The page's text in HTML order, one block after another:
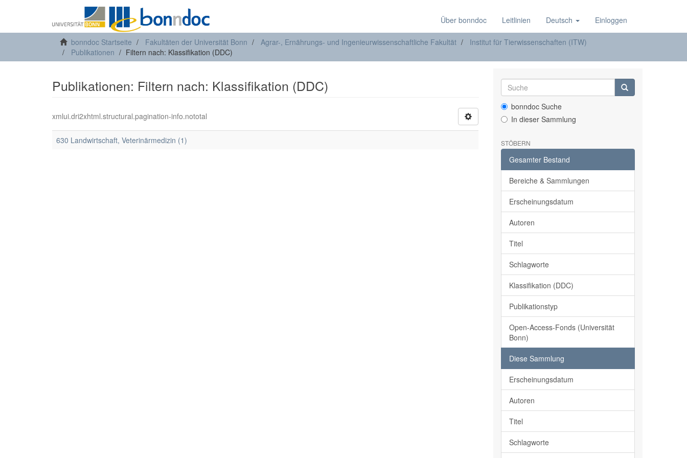
Über bonndoc Leitlinien Deutsch Einloggen
bonndoc Startseite Fakultäten der Universität Bonn Agrar-, Ernährungs- und Ingenieurwissenschaftliche Fakultät
Institut für Tierwissenschaften (ITW)
Publikationen
Filtern nach: Klassifikation (DDC)
Publikationen: Filtern nach: Klassifikation (DDC)
xmlui.dri2xhtml.structural.pagination-info.nototal
630 Landwirtschaft, Veterinärmedizin (1)
bonndoc Suche
In dieser Sammlung
STÖBERN
Gesamter Bestand
Bereiche & Sammlungen
Erscheinungsdatum
Autoren
Titel
Schlagworte
Klassifikation (DDC)
Publikationstyp
Open-Access-Fonds (Universität
Bonn)
Diese Sammlung
Erscheinungsdatum
Autoren
Titel
Schlagworte